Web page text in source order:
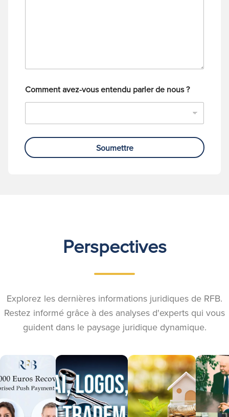
n
Comment avez-vous entendu parler de nous ?
Soumettre
Perspectives
Explorez les dernières informations juridiques de RFB.
Restez informé grâce à des analyses d'experts qui vous
guident dans le paysage juridique dynamique.